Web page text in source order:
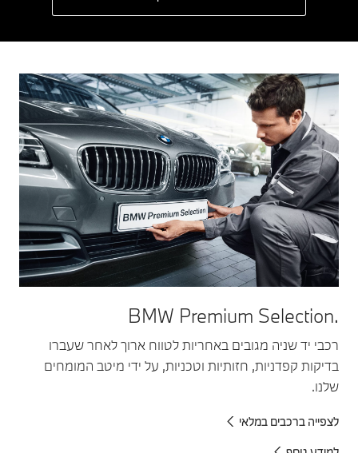
רכבי יד שניה מגובים באחריות לטווח ארוך לאחר שעברו
בדיקות קפדניות, חזותיות וטכניות, על ידי מיטב המומחים
שלנו.
לצפייה ברכבים במלאי